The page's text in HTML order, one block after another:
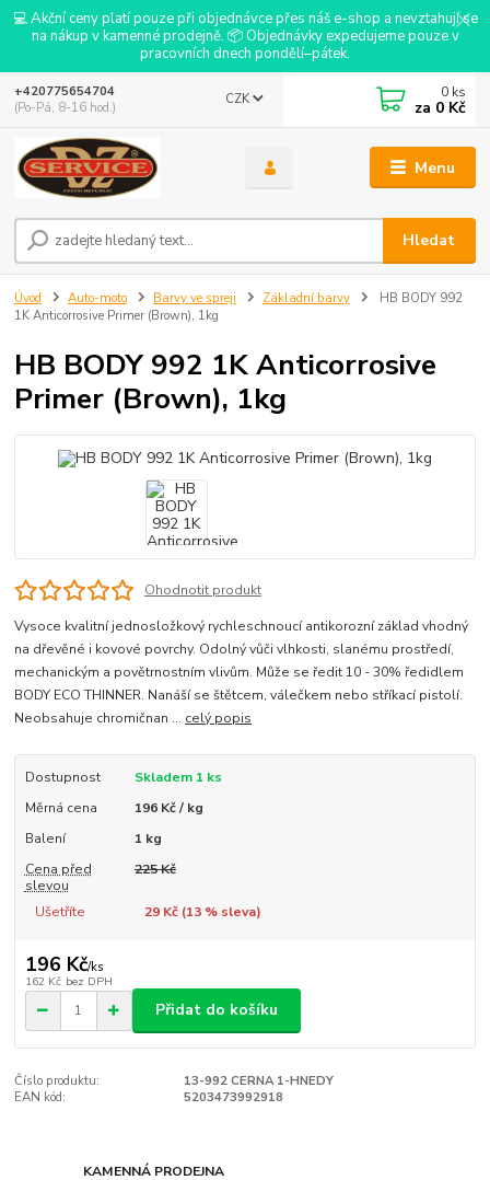
💻 Akční ceny platí pouze při objednávce přes náš e-shop a nevztahují se
na nákup v kamenné prodejně. 📦 Objednávky expedujeme pouze v
pracovních dnech pondělí–pátek.
Menu
CZK
Hledat
+420775654704
(Po-Pá, 8-16 hod.)
0 ks
za 0 Kč
Úvod Auto-moto Barvy ve spreji Základní barvy
HB BODY 992
1K Anticorrosive Primer (Brown), 1kg
HB BODY 992 1K Anticorrosive
Primer (Brown), 1kg
Ohodnotit produkt
Vysoce kvalitní jednosložkový rychleschnoucí antikorozní základ vhodný
na dřevěné i kovové povrchy. Odolný vůči vlhkosti, slanému prostředí,
mechanickým a povětrnostním vlivům. Může se ředit 10 - 30% ředidlem
BODY ECO THINNER. Nanáší se štětcem, válečkem nebo stříkací pistolí.
Neobsahuje chromičnan ... celý popis
Dostupnost
Skladem 1 ks
Měrná cena
196 Kč / kg
Balení
1 kg
Cena před
slevou
225 Kč
Ušetříte 29 Kč (13% sleva)
196 Kč/ks
162 Kč bez DPH
Přidat do košíku
Číslo produktu:
13-992 CERNA 1-HNEDY
EAN kód:
5203473992918
KAMENNÁ PRODEJNA